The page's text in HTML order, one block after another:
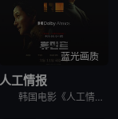
蓝光画质
人工情报
韩国电影《人工情报》讲述了，韩国国情院特工赵科长，奉命追查跨国犯罪集团，循着牺牲情报员的线索前往俄罗斯符拉迪沃斯托克，意外与朝鲜特工朴健狭路相逢。两人围绕核心情报源蔡善花展开博弈，却同时被各自国家